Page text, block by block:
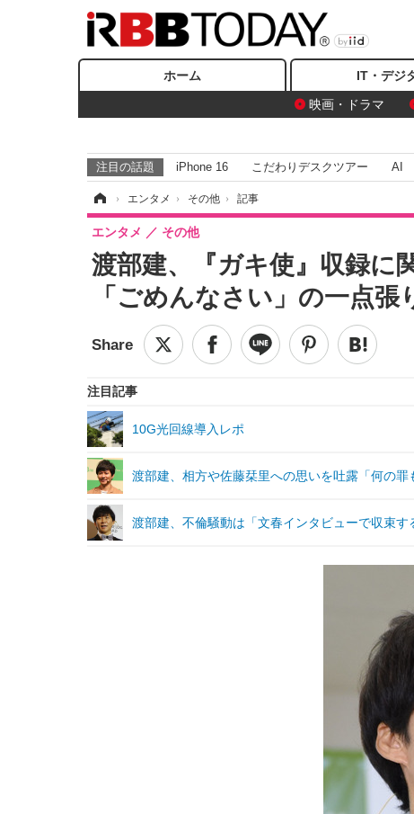
ホーム IT・デジ
映画・ドラマ
注目の話題 iPhone 16 こだわりデスクツアー AI
› エンタメ › その他 › 記事
渡部建、『ガキ使』収録に
「ごめんなさい」の一点張
エンタメ その他
注目記事
10G光回線導入レポ
渡部建、相方や佐藤栞里への思いを吐露「何の
渡部建、不倫騒動は「文春インタビューで収束す